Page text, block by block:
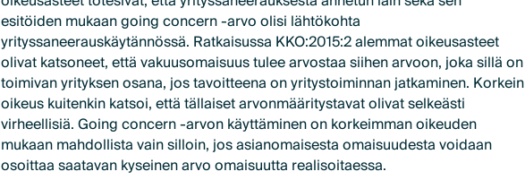
esitöiden mukaan going concern -arvo olisi lähtökohta
yrityssaneerauskäytännössä. Ratkaisussa KKO:2015:2 alemmat oikeusasteet
olivat katsoneet, että vakuusomaisuus tulee arvostaa siihen arvoon, joka sillä on
toimivan yrityksen osana, jos tavoitteena on yritystoiminnan jatkaminen. Korkein
oikeus kuitenkin katsoi, että tällaiset arvonmääritystavat olivat selkeästi
virheellisiä. Going concern -arvon käyttäminen on korkeimman oikeuden
mukaan mahdollista vain silloin, jos asianomaisesta omaisuudesta voidaan
osoittaa saatavan kyseinen arvo omaisuutta realisoitaessa.